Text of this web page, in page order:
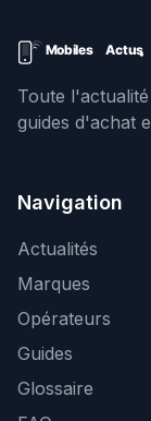
Toute
guides d'achat
Navigation
Actualités
Marques
Opérateurs
Guides
Glossaire